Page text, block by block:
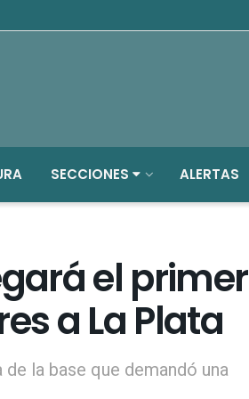
SECCIONES ALERTAS
el primer
a La Plata
la base que demandó una